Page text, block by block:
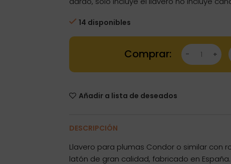
14 disponibles
Dartstore Porta Cañas Para 1
Añadir a lista de deseados
DESCRIPCIÓN
Llavero para plumas Condor o similar con
latón de gran calidad, fabricado en